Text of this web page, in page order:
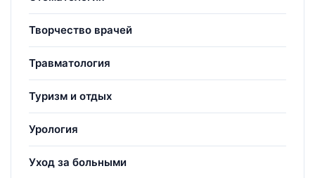
Творчество врачей
Травматология
Туризм и отдых
Урология
Уход за больными